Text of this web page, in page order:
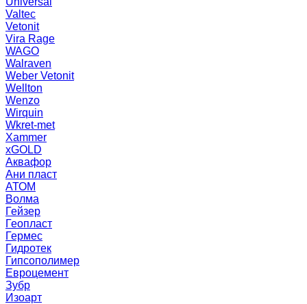
Valtec
Vetonit
Vira Rage
WAGO
Walraven
Weber Vetonit
Wellton
Wenzo
Wirquin
Wkret-met
Xammer
xGOLD
Аквафор
Ани пласт
АТОМ
Волма
Гейзер
Геопласт
Гермес
Гидротек
Гипсополимер
Евроцемент
Зубр
Изоарт